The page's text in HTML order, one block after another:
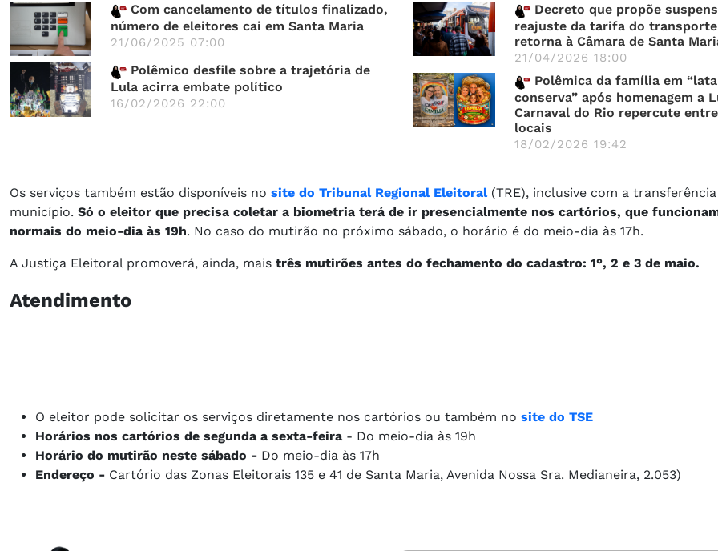
Com cancelamento de títulos finalizado,
número de eleitores cai em Santa Maria
21/06/2025 07:00
Polêmico desfile sobre a trajetória de
Lula acirra embate político
16/02/2026 22:00
Decreto que propõe
reajuste da tarifa do
retorna à Câmara de Santa
21/04/2026 18:00
Polêmica da família em
conserva” após homenagem a
Carnaval do Rio repercute
locais
18/02/2026 19:42
Os serviços também estão disponíveis no site do Tribunal Regional Eleitoral (TRE), inclusive com a
município. Só o eleitor que precisa coletar a biometria terá de ir presencialmente nos cartórios, que
normais do meio-dia às 19h. No caso do mutirão no próximo sábado, o horário é do meio-dia às 17h.
A Justiça Eleitoral promoverá, ainda, mais três mutirões antes do fechamento do cadastro: 1°, 2 e 3 de maio.
Atendimento
O eleitor pode solicitar os serviços diretamente nos cartórios ou também no site do TSE
Horários nos cartórios de segunda a sexta-feira - Do meio-dia às 19h
Horário do mutirão neste sábado - Do meio-dia às 17h
Endereço - Cartório das Zonas Eleitorais 135 e 41 de Santa Maria, Avenida Nossa Sra. Medianeira, 2.053)